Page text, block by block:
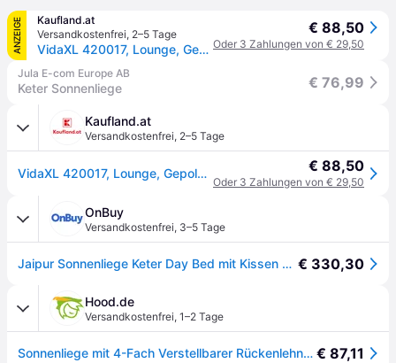
ANZEIGE
Kaufland.at
Versandkostenfrei, 2–5 Tage
VidaXL 420017, Lounge, Gepolsterter Sitz, Polypropylen (PP), Graphit, 110 kg, 580 mm
€ 88,50
Oder 3 Zahlungen von € 29,50
Jula E-com Europe AB
Keter Sonnenliege € 76,99
Kaufland.at
Versandkostenfrei, 2–5 Tage
VidaXL 420017, Lounge, Gepolsterter Sitz, Polypropylen (PP), Graphit, 110 kg, 580 mm € 88,50
Oder 3 Zahlungen von € 29,50
OnBuy
Versandkostenfrei, 3–5 Tage
Jaipur Sonnenliege Keter Day Bed mit Kissen 58 x 187 x 29 cm € 330,30
Hood.de
Versandkostenfrei, 1–2 Tage
Sonnenliege mit 4-Fach Verstellbarer Rückenlehne Gartenliege Cappuccino Rattan € 87,11